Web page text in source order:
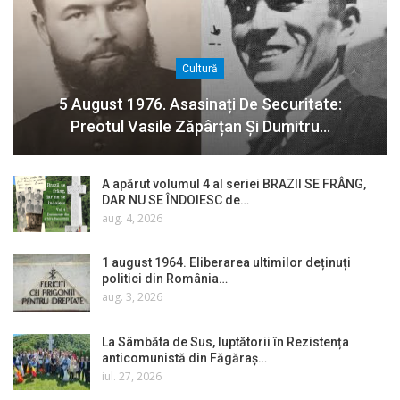
Cultură
5 August 1976. Asasinați De Securitate:
Preotul Vasile Zăpârțan Și Dumitru…
A apărut volumul 4 al seriei BRAZII SE FRÂNG,
DAR NU SE ÎNDOIESC de…
aug. 4, 2026
1 august 1964. Eliberarea ultimilor deținuți
politici din România…
aug. 3, 2026
La Sâmbăta de Sus, luptătorii în Rezistența
anticomunistă din Făgăraș…
iul. 27, 2026